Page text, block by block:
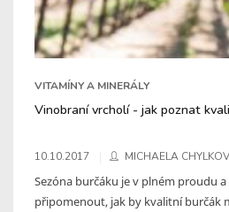
VITAMÍNY A MINERÁLY
Vinobraní vrcholí - jak poznat
10.10.2017 MICHAELA
Sezóna burčáku je v plném proudu
připomenout, jak by kvalitní burčák